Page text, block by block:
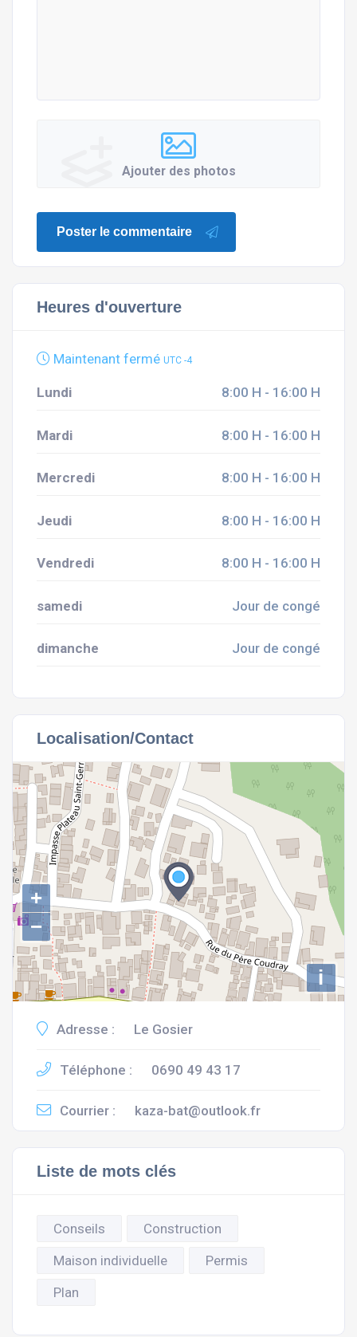
Ajouter des photos
Poster le commentaire
Heures d'ouverture
Maintenant fermé UTC -4
Lundi 8:00 H - 16:00 H
Mardi 8:00 H - 16:00 H
Mercredi 8:00 H - 16:00 H
Jeudi 8:00 H - 16:00 H
Vendredi 8:00 H - 16:00 H
samedi Jour de congé
dimanche Jour de congé
Localisation/Contact
+
−
i
Adresse : Le Gosier
Téléphone : 0690 49 43 17
Courrier : kaza-bat@outlook.fr
Liste de mots clés
Conseils
Construction
Maison individuelle
Permis
Plan